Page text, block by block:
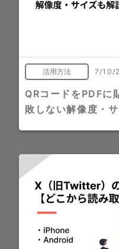
活用方法 7/10/
QRコードをPDFに
敗しない解像度・